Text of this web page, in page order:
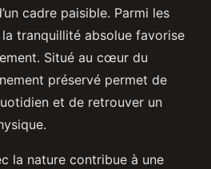
cadre paisible. Parmi les
tranquillité absolue favorise
Situé au cœur du
préservé permet de
et de retrouver un
la nature contribue à une